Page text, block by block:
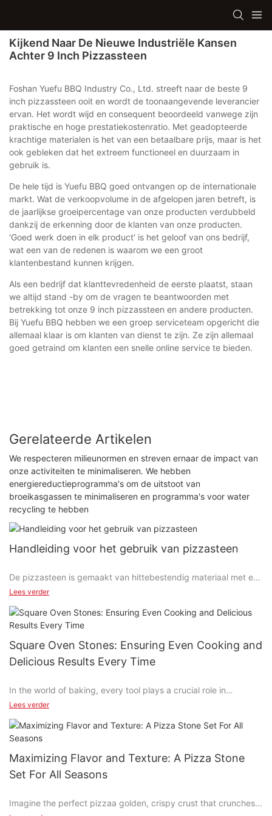
Kijkend Naar De Nieuwe Industriële Kansen
Achter 9 Inch Pizzassteen
Foshan Yuefu BBQ Industry Co., Ltd. streeft naar de beste 9
inch pizzassteen ooit en wordt de toonaangevende leverancier
ervan. Het wordt wijd en consequent beoordeeld vanwege zijn
praktische en hoge prestatiekostenratio. Met geadopteerde
krachtige materialen is het van een betaalbare prijs, maar is het
ook gebleken dat het extreem functioneel en duurzaam in
gebruik is.
De hele tijd is Yuefu BBQ goed ontvangen op de internationale
markt. Wat de verkoopvolume in de afgelopen jaren betreft, is
de jaarlijkse groeipercentage van onze producten verdubbeld
dankzij de erkenning door de klanten van onze producten.
'Goed werk doen in elk product' is het geloof van ons bedrijf,
wat een van de redenen is waarom we een groot
klantenbestand kunnen krijgen.
Als een bedrijf dat klanttevredenheid de eerste plaatst, staan ​​
we altijd stand -by om de vragen te beantwoorden met
betrekking tot onze 9 inch pizzassteen en andere producten.
Bij Yuefu BBQ hebben we een groep serviceteam opgericht die
allemaal klaar is om klanten van dienst te zijn. Ze zijn allemaal
goed getraind om klanten een snelle online service te bieden.
Gerelateerde Artikelen
We respecteren milieunormen en streven ernaar de impact van
onze activiteiten te minimaliseren. We hebben
energiereductieprogramma's om de uitstoot van
broeikasgassen te minimaliseren en programma's voor water
recycling te hebben
Handleiding voor het gebruik van pizzasteen
De pizzasteen is gemaakt van hittebestendig materiaal met een
goede wateropname.
Het behoudt een hoge temperatuur in de oven en kan overtollig
vocht in de pizza opnemen, waardoor de korst knapperig
wordt.
Het werkingsprincipe is om een ​​grote hoeveelheid warmte te
vervolgens tijdens het bakken stabiele warmte aan de
pizzabodem te geven, en de impact van het openen van de
ovendeur op warmteverlies te verminderen, zodat de
pizzabodem het bakken verkort. tijd, zet snel uit en maakt de
korst knapperig aan de buitenkant en zacht aan de binnenkant.
De pizza die op zo’n pizzasteen gebakken wordt, heeft een
egaal gouden randje.
Lees verder
Square Oven Stones: Ensuring Even Cooking and
Delicious Results Every Time
In the world of baking, every tool plays a crucial role in
achieving the perfect result. One such essential tool is the
you approach cooking. Whether youre preparing bread,
pastries, casseroles, or even air frying, these stones are your
ally in creating even, moist, and flavorful dishes.
Why Square Oven Stones Are a Game-Changer
Square oven stones are designed to enhance heat distribution,
Lees verder
Maximizing Flavor and Texture: A Pizza Stone
Set For All Seasons
Imagine the perfect pizzaa golden, crispy crust that crunches